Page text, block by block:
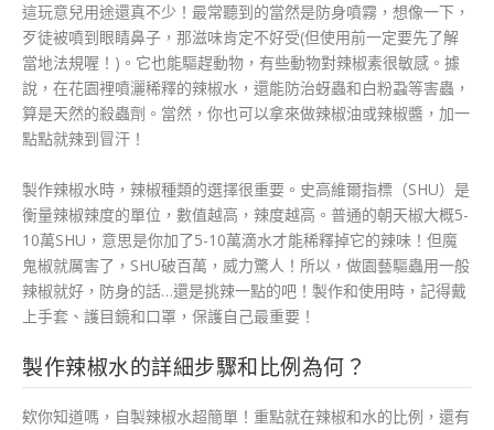
這玩意兒用途還真不少！最常聽到的當然是防身噴霧，想像一下，
歹徒被噴到眼睛鼻子，那滋味肯定不好受(但使用前一定要先了解
當地法規喔！)。它也能驅趕動物，有些動物對辣椒素很敏感。據
說，在花園裡噴灑稀釋的辣椒水，還能防治蚜蟲和白粉蝨等害蟲，
算是天然的殺蟲劑。當然，你也可以拿來做辣椒油或辣椒醬，加一
點點就辣到冒汗！
製作辣椒水時，辣椒種類的選擇很重要。史高維爾指標（SHU）是
衡量辣椒辣度的單位，數值越高，辣度越高。普通的朝天椒大概5-
10萬SHU，意思是你加了5-10萬滴水才能稀釋掉它的辣味！但魔
鬼椒就厲害了，SHU破百萬，威力驚人！所以，做園藝驅蟲用一般
辣椒就好，防身的話…還是挑辣一點的吧！製作和使用時，記得戴
上手套、護目鏡和口罩，保護自己最重要！
製作辣椒水的詳細步驟和比例為何？
欸你知道嗎，自製辣椒水超簡單！重點就在辣椒和水的比例，還有